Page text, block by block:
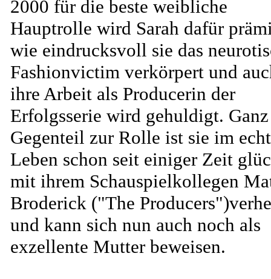
2000 für die beste weibliche
Hauptrolle wird Sarah dafür
wie eindrucksvoll sie das
Fashionvictim verkörpert und
ihre Arbeit als Producerin der
Erfolgsserie wird gehuldigt.
Gegenteil zur Rolle ist sie im
Leben schon seit einiger Zeit
mit ihrem Schauspielkollegen
Broderick ("The
und kann sich nun auch noch als
exzellente Mutter beweisen.